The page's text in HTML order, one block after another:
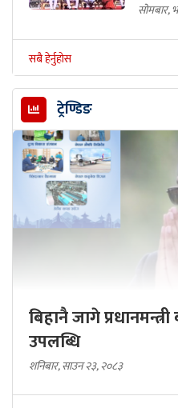
सोमबार,
सबै हेर्नुहोस
ट्रेण्डिङ
बिहानै जागे
उपलब्धि
शनिबार, साउन २३, २०८३